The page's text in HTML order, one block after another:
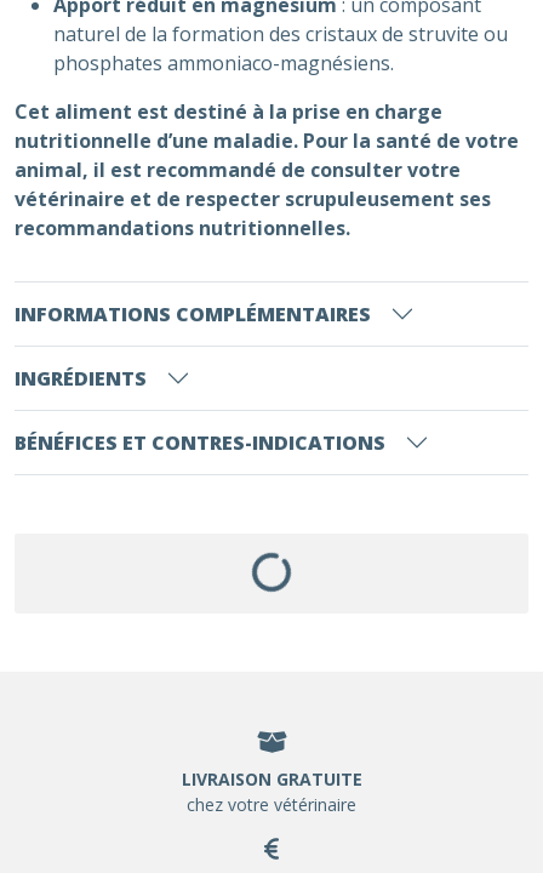
naturel de la formation des cristaux de struvite ou
phosphates ammoniaco-magnésiens.
Cet aliment est destiné à la prise en charge
nutritionnelle d’une maladie. Pour la santé de votre
animal, il est recommandé de consulter votre
vétérinaire et de respecter scrupuleusement ses
recommandations nutritionnelles.
INFORMATIONS COMPLÉMENTAIRES
INGRÉDIENTS
BÉNÉFICES ET CONTRES-INDICATIONS
LIVRAISON GRATUITE
chez votre vétérinaire